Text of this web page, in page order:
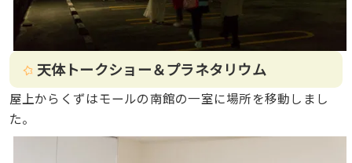
天体トークショー＆プラネタリウム
屋上からくずはモールの南館の一室に場所を移動しまし
た。